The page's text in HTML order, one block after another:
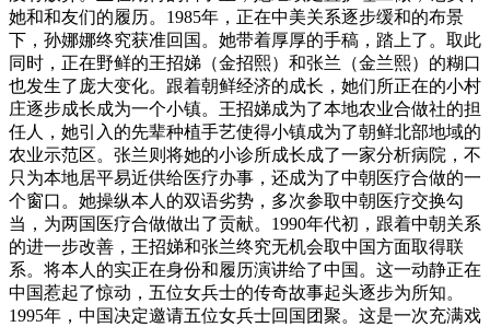
她和和友们的履历。1985年，正在中美关系逐步缓和的布景
下，孙娜娜终究获准回国。她带着厚厚的手稿，踏上了。取此
同时，正在野鲜的王招娣（金招熙）和张兰（金兰熙）的糊口
也发生了庞大变化。跟着朝鲜经济的成长，她们所正在的小村
庄逐步成长成为一个小镇。王招娣成为了本地农业合做社的担
任人，她引入的先辈种植手艺使得小镇成为了朝鲜北部地域的
农业示范区。张兰则将她的小诊所成长成了一家分析病院，不
只为本地居平易近供给医疗办事，还成为了中朝医疗合做的一
个窗口。她操纵本人的双语劣势，多次参取中朝医疗交换勾
当，为两国医疗合做做出了贡献。1990年代初，跟着中朝关系
的进一步改善，王招娣和张兰终究无机会取中国方面取得联
系。将本人的实正在身份和履历演讲给了中国。这一动静正在
中国惹起了惊动，五位女兵士的传奇故事起头逐步为所知。
1995年，中国决定邀请五位女兵士回国团聚。这是一次充满戏